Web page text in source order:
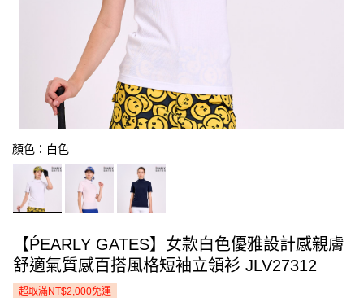
顏色：白色
【ṔEARLY GATES】女款白色優雅設計感親膚
舒適氣質感百搭風格短袖立領衫 JLV27312
超取滿NT$2,000免運